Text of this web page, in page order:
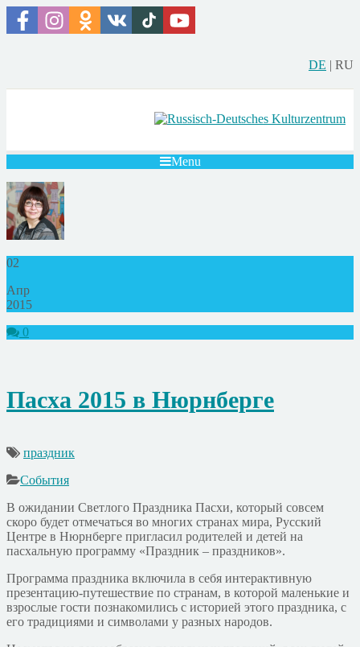
DE | RU
Menu
02
Апр
2015
0
Пасха 2015 в Нюрнберге
праздник
События
В ожидании Светлого Праздника Пасхи, который совсем
скоро будет отмечаться во многих странах мира, Русский
Центре в Нюрнберге пригласил родителей и детей на
пасхальную программу «Праздник – праздников».
Программа праздника включила в себя интерактивную
презентацию-путешествие по странам, в которой маленькие и
взрослые гости познакомились с историей этого праздника, с
его традициями и символами у разных народов.